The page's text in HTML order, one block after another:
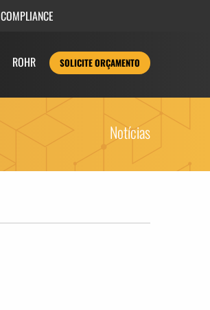
COMPLIANCE
ROHR SOLICITE ORÇAMENTO
Notícias